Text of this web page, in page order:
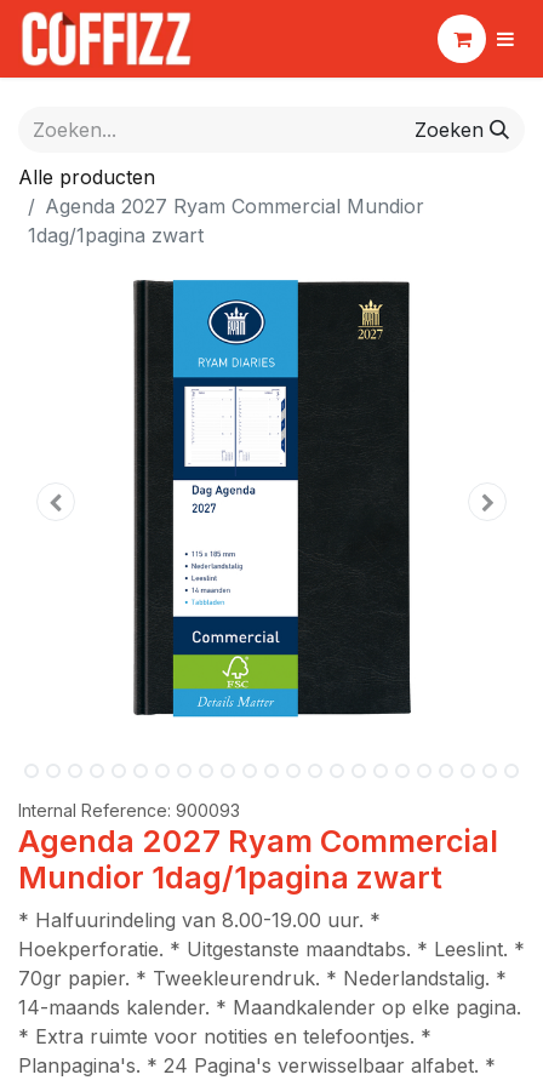
Zoeken
Alle producten
Agenda 2027 Ryam Commercial Mundior
1dag/1pagina zwart
Internal Reference: 900093
Agenda 2027 Ryam Commercial
Mundior 1dag/1pagina zwart
* Halfuurindeling van 8.00-19.00 uur. *
Hoekperforatie. * Uitgestanste maandtabs. * Leeslint. *
70gr papier. * Tweekleurendruk. * Nederlandstalig. *
14-maands kalender. * Maandkalender op elke pagina.
* Extra ruimte voor notities en telefoontjes. *
Planpagina's. * 24 Pagina's verwisselbaar alfabet. *